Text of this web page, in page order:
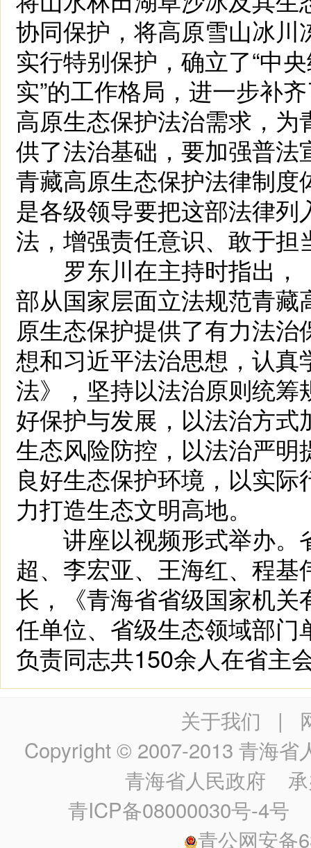
协同保护，将高原雪山冰
实行特别保护，确立了“中
实”的工作格局，进一步补
高原生态保护法治需求，
供了法治基础，要加强普
青藏高原生态保护法律制
是各级领导要把这部法律
法，增强责任意识、敢于担
罗东川在主持时指出，
部从国家层面立法规范青
原生态保护提供了有力法
想和习近平法治思想，认
法》，坚持以法治原则统
好保护与发展，以法治方
生态风险防控，以法治严
良好生态保护环境，以实
力打造生态文明高地。
讲座以视频形式举办。
超、李宏亚、王海红、程
长，《青海省省级国家机
任单位、省级生态领域部
负责同志共150余人在省主
关于我们 |
Copyright © 2007-2013 青海省
青海省人民政府 承
青ICP备08000030号-4号
青公网安备